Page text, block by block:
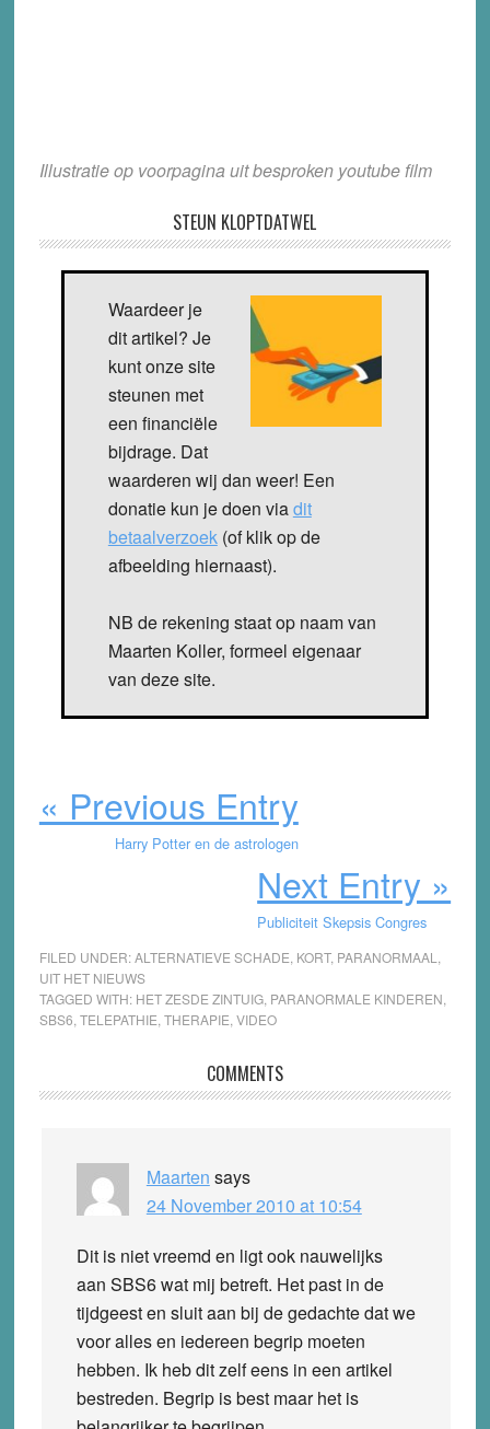
Illustratie op voorpagina uit besproken youtube film
STEUN KLOPTDATWEL
Waardeer je
dit artikel? Je
kunt onze site
steunen met
een financiële
bijdrage. Dat
waarderen wij dan weer! Een
donatie kun je doen viadit
betaalverzoek(of klik op de
afbeelding hiernaast).
NB de rekening staat op naam van
Maarten Koller, formeel eigenaar
van deze site.
« Previous Entry
Harry Potter en de astrologen
Next Entry »
Publiciteit Skepsis Congres
FILED UNDER:ALTERNATIEVE SCHADE KORT, PARANORMAAL
UIT HET NIEUWS
TAGGED WITH: HET ZESDE ZINTUIG, PARANORMALE KINDEREN
SBS6 TELEPATHIE THERAPIE VIDEO
Interactions
COMMENTS
Maarten says
24 November 2010 at 10:54
Dit is niet vreemd en ligt ook nauwelijks
aan SBS6 wat mij betreft. Het past in de
tijdgeest en sluit aan bij de gedachte dat we
voor alles en iedereen begrip moeten
hebben. Ik heb dit zelf eens in een artikel
bestreden. Begrip is best maar het is